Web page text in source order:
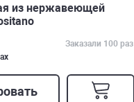
из нержавеющей
Заказали 100 раз